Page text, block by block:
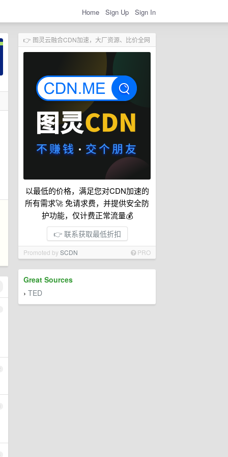
Home Sign Up Sign In
👉 图灵云融合CDN加速，大厂资源、比价全网
以最低的价格，满足您对CDN加速的
所有需求🚀 免请求费，并提供安全防
护功能，仅计费正常流量💰
👉 联系获取最低折扣
Promoted bySCDN PRO
Great Sources
› TED